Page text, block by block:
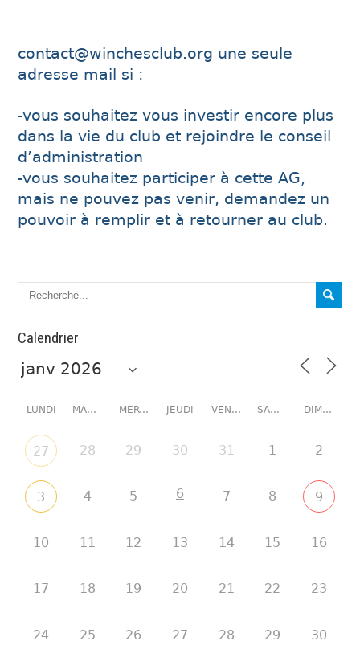
contact@winchesclub.org une seule
adresse mail si :
-vous souhaitez vous investir encore plus
dans la vie du club et rejoindre le conseil
d’administration
-vous souhaitez participer à cette AG,
mais ne pouvez pas venir, demandez un
pouvoir à remplir et à retourner au club.
Calendrier
LUNDI MARDI MERCREDI JEUDI VENDREDI SAMEDI DIMANCHE
27 28 29 30 31 1 2
3 4 5 6 7 8 9
10 11 12 13 14 15 16
17 18 19 20 21 22 23
24 25 26 27 28 29 30